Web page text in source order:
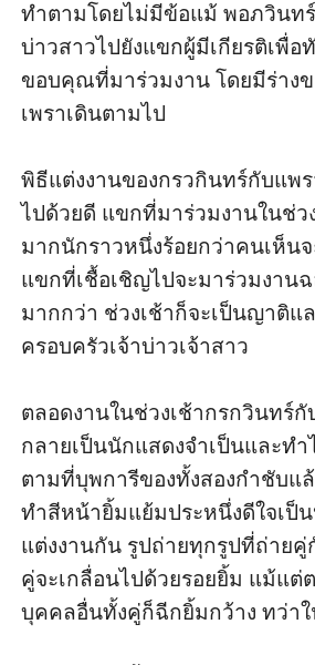
ทำตามโดยไม่มีข้อแม้ พอภวินท
บ่าวสาวไปยังแขกผู้มีเกียรติเพื่อ
ขอบคุณที่มาร่วมงาน โดยมีร่าง
เพราเดินตามไป
พิธีแต่งงานของกรวกินทร์กับแพ
ไปด้วยดี แขกที่มาร่วมงานในช่ว
มากนักราวหนึ่งร้อยกว่าคนเห็นจ
แขกที่เชื้อเชิญไปจะมาร่วมงาน
มากกว่า ช่วงเช้าก็จะเป็นญาติแ
ครอบครัวเจ้าบ่าวเจ้าสาว
ตลอดงานในช่วงเช้ากรกวินทร์
กลายเป็นนักแสดงจำเป็นและทำ
ตามที่บุพการีของทั้งสองกำชับแ
ทำสีหน้ายิ้มแย้มประหนึ่งดีใจเป็
แต่งงานกัน รูปถ่ายทุกรูปที่ถ่ายคู่
คู่จะเกลื่อนไปด้วยรอยยิ้ม แม้แต่
บุคคลอื่นทั้งคู่ก็ฉีกยิ้มกว้าง ทว่า